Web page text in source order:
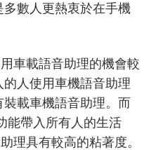
數人更熱衷於在手機
車載語音助理的機會較
人使用車機語音助理
載車機語音助理。而
能帶入所有人的生活
理具有較高的粘著度。